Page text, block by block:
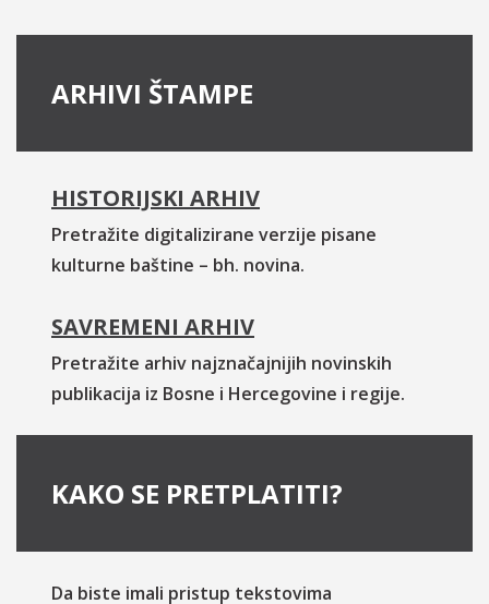
ARHIVI ŠTAMPE
HISTORIJSKI ARHIV
Pretražite digitalizirane verzije pisane
kulturne baštine – bh. novina.
SAVREMENI ARHIV
Pretražite arhiv najznačajnijih novinskih
publikacija iz Bosne i Hercegovine i regije.
KAKO SE PRETPLATITI?
Da biste imali pristup tekstovima